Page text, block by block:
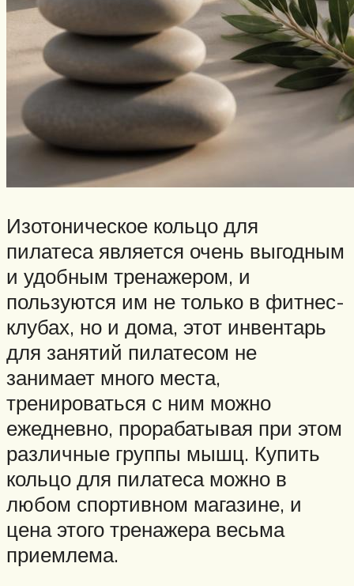
Изотоническое кольцо для
пилатеса является очень выгодным
и удобным тренажером, и
пользуются им не только в фитнес-
клубах, но и дома, этот инвентарь
для занятий пилатесом не
занимает много места,
тренироваться с ним можно
ежедневно, прорабатывая при этом
различные группы мышц. Купить
кольцо для пилатеса можно в
любом спортивном магазине, и
цена этого тренажера весьма
приемлема.